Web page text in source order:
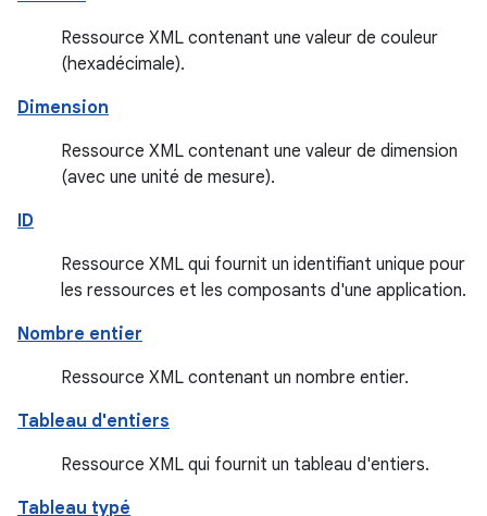
Ressource XML contenant une valeur de couleur
(hexadécimale).
Dimension
Ressource XML contenant une valeur de dimension
(avec une unité de mesure).
ID
Ressource XML qui fournit un identifiant unique pour
les ressources et les composants d'une application.
Nombre entier
Ressource XML contenant un nombre entier.
Tableau d'entiers
Ressource XML qui fournit un tableau d'entiers.
Tableau typé